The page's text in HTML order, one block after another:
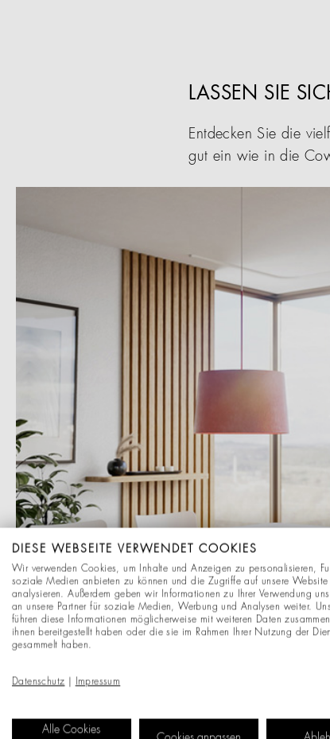
LASSEN SIE
Entdecken Sie die
gut ein wie in die
DIESE WEBSEITE VERWENDET COOKIES
Wir verwenden Cookies, um Inhalte und Anzeigen zu personalisieren,
soziale Medien anbieten zu können und die Zugriffe auf unsere Website
analysieren. Außerdem geben wir Informationen zu Ihrer Verwendung
an unsere Partner für soziale Medien, Werbung und Analysen weiter.
führen diese Informationen möglicherweise mit weiteren Daten
ihnen bereitgestellt haben oder die sie im Rahmen Ihrer Nutzung der
gesammelt haben.
Datenschutz Impressum
Alle Cookies